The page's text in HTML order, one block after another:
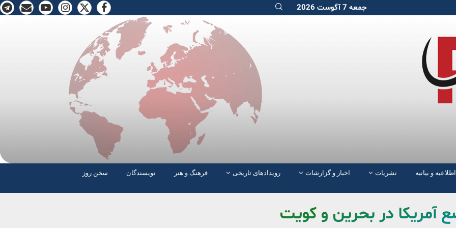
جمعه 7 آگوست 2026
اطلاعیه و بیانیه نشریات اخبار و گزارشات رویدادهای تاریخی فرهنگ و هنر نویسندگان سخن روز
آمریکا در بحرین و کویت